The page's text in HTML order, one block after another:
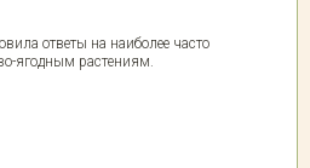
ответы на наиболее часто
ягодным растениям.